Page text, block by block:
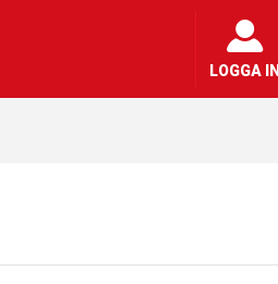
LOGGA IN